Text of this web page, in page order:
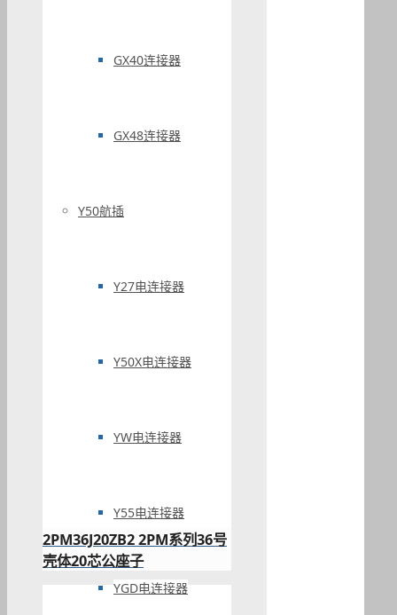
GX40连接器
GX48连接器
Y50航插
Y27电连接器
Y50X电连接器
YW电连接器
Y55电连接器
YGD电连接器
2PM36J20ZB2 2PM系列36号
壳体20芯公座子